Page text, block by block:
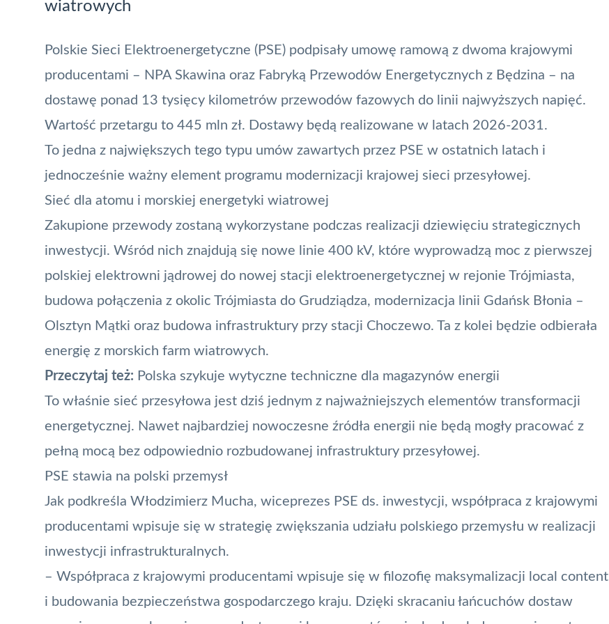
wiatrowych
Polskie Sieci Elektroenergetyczne (PSE) podpisały umowę ramową z dwoma krajowymi
producentami – NPA Skawina oraz Fabryką Przewodów Energetycznych z Będzina – na
dostawę ponad 13 tysięcy kilometrów przewodów fazowych do linii najwyższych napięć.
Wartość przetargu to 445 mln zł. Dostawy będą realizowane w latach 2026-2031.
To jedna z największych tego typu umów zawartych przez PSE w ostatnich latach i
jednocześnie ważny element programu modernizacji krajowej sieci przesyłowej.
Sieć dla atomu i morskiej energetyki wiatrowej
Zakupione przewody zostaną wykorzystane podczas realizacji dziewięciu strategicznych
inwestycji. Wśród nich znajdują się nowe linie 400 kV, które wyprowadzą moc z pierwszej
polskiej elektrowni jądrowej do nowej stacji elektroenergetycznej w rejonie Trójmiasta,
budowa połączenia z okolic Trójmiasta do Grudziądza, modernizacja linii Gdańsk Błonia –
Olsztyn Mątki oraz budowa infrastruktury przy stacji Choczewo. Ta z kolei będzie odbierała
energię z morskich farm wiatrowych.
Przeczytaj też: Polska szykuje wytyczne techniczne dla magazynów energii
To właśnie sieć przesyłowa jest dziś jednym z najważniejszych elementów transformacji
energetycznej. Nawet najbardziej nowoczesne źródła energii nie będą mogły pracować z
pełną mocą bez odpowiednio rozbudowanej infrastruktury przesyłowej.
PSE stawia na polski przemysł
Jak podkreśla Włodzimierz Mucha, wiceprezes PSE ds. inwestycji, współpraca z krajowymi
producentami wpisuje się w strategię zwiększania udziału polskiego przemysłu w realizacji
inwestycji infrastrukturalnych.
– Współpraca z krajowymi producentami wpisuje się w filozofię maksymalizacji local content
i budowania bezpieczeństwa gospodarczego kraju. Dzięki skracaniu łańcuchów dostaw